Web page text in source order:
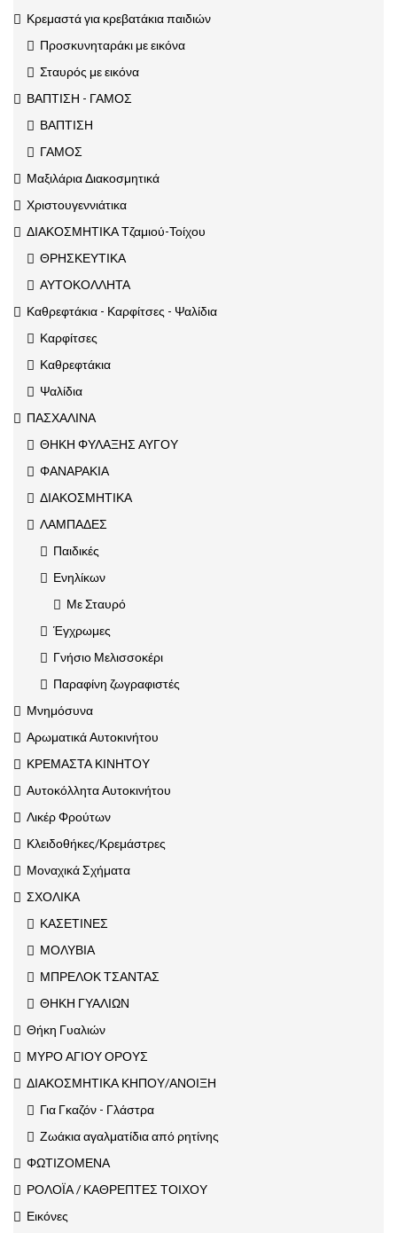
Κρεμαστά για κρεβατάκια παιδιών
Προσκυνηταράκι με εικόνα
Σταυρός με εικόνα
ΒΑΠΤΙΣΗ - ΓΑΜΟΣ
ΒΑΠΤΙΣΗ
ΓΑΜΟΣ
Μαξιλάρια Διακοσμητικά
Χριστουγεννιάτικα
ΔΙΑΚΟΣΜΗΤΙΚΑ Τζαμιού-Τοίχου
ΘΡΗΣΚΕΥΤΙΚΑ
ΑΥΤΟΚΟΛΛΗΤΑ
Καθρεφτάκια - Καρφίτσες - Ψαλίδια
Καρφίτσες
Καθρεφτάκια
Ψαλίδια
ΠΑΣΧΑΛΙΝΑ
ΘΗΚΗ ΦΥΛΑΞΗΣ ΑΥΓΟΥ
ΦΑΝΑΡΑΚΙΑ
ΔΙΑΚΟΣΜΗΤΙΚΑ
ΛΑΜΠΑΔΕΣ
Παιδικές
Ενηλίκων
Με Σταυρό
Έγχρωμες
Γνήσιο Μελισσοκέρι
Παραφίνη ζωγραφιστές
Μνημόσυνα
Αρωματικά Αυτοκινήτου
ΚΡΕΜΑΣΤΑ ΚΙΝΗΤΟΥ
Αυτοκόλλητα Αυτοκινήτου
Λικέρ Φρούτων
Κλειδοθήκες/Κρεμάστρες
Μοναχικά Σχήματα
ΣΧΟΛΙΚΑ
ΚΑΣΕΤΙΝΕΣ
ΜΟΛΥΒΙΑ
ΜΠΡΕΛΟΚ ΤΣΑΝΤΑΣ
ΘΗΚΗ ΓΥΑΛΙΩΝ
Θήκη Γυαλιών
ΜΥΡΟ ΑΓΙΟΥ ΟΡΟΥΣ
ΔΙΑΚΟΣΜΗΤΙΚΑ ΚΗΠΟΥ/ΑΝΟΙΞΗ
Για Γκαζόν - Γλάστρα
Ζωάκια αγαλματίδια από ρητίνης
ΦΩΤΙΖΟΜΕΝΑ
ΡΟΛΟΪΑ / ΚΑΘΡΕΠΤΕΣ ΤΟΙΧΟΥ
Εικόνες